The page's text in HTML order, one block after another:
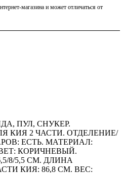
магазина и может отличаться от
ПУЛ, СНУКЕР.
КИЯ 2 ЧАСТИ. ОТДЕЛЕНИЕ/
ЕСТЬ. МАТЕРИАЛ:
КОРИЧНЕВЫЙ.
8/5,5 СМ. ДЛИНА
КИЯ: 86,8 СМ. ВЕС: